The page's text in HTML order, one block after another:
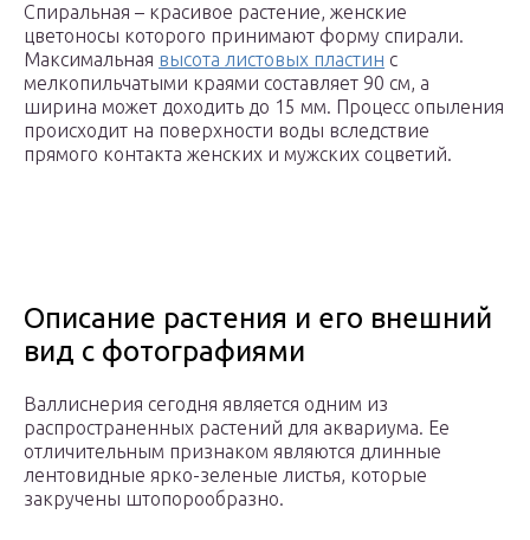
Спиральная – красивое растение, женские
цветоносы которого принимают форму спирали.
Максимальная высота листовых пластин с
мелкопильчатыми краями составляет 90 см, а
ширина может доходить до 15 мм. Процесс опыления
происходит на поверхности воды вследствие
прямого контакта женских и мужских соцветий.
Описание растения и его внешний
вид с фотографиями
Валлиснерия сегодня является одним из
распространенных растений для аквариума. Ее
отличительным признаком являются длинные
лентовидные ярко-зеленые листья, которые
закручены штопорообразно.